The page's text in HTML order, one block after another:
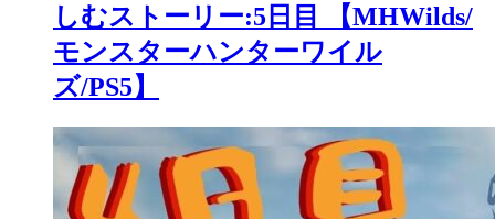
しむストーリー:5日目 【MHWilds/
モンスターハンターワイル
ズ/PS5】